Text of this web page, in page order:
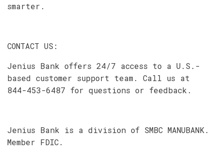
smarter.
CONTACT US:
Jenius Bank offers 24/7 access to a U.S.-
based customer support team. Call us at
844-453-6487 for questions or feedback.
Jenius Bank is a division of SMBC MANUBANK.
Member FDIC.